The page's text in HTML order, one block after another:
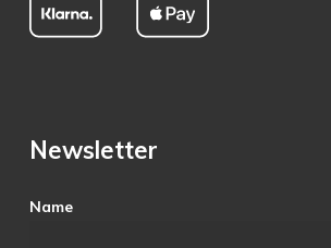
Newsletter
Name